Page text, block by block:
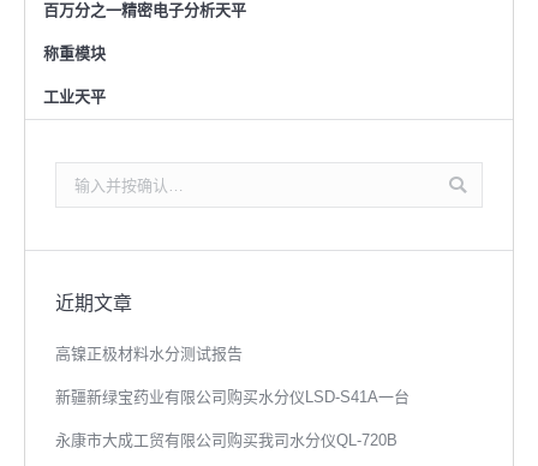
百万分之一精密电子分析天平
称重模块
工业天平
索：
近期文章
高镍正极材料水分测试报告
新疆新绿宝药业有限公司购买水分仪LSD-S41A一台
永康市大成工贸有限公司购买我司水分仪QL-720B